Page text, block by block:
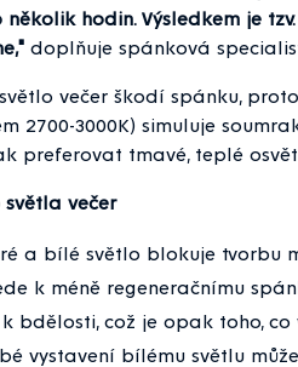
hodin. Výsledkem je
doplňuje spánková
večer škodí spánku,
2700-3000K) simuluje
preferovat tmavé, teplé
večer
a bílé světlo blokuje tvorbu
k méně regeneračnímu
bdělosti, což je opak toho, co
vystavení bílému světlu